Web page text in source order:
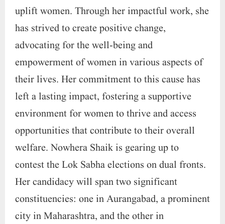
uplift women. Through her impactful work, she
has strived to create positive change,
advocating for the well-being and
empowerment of women in various aspects of
their lives. Her commitment to this cause has
left a lasting impact, fostering a supportive
environment for women to thrive and access
opportunities that contribute to their overall
welfare. Nowhera Shaik is gearing up to
contest the Lok Sabha elections on dual fronts.
Her candidacy will span two significant
constituencies: one in Aurangabad, a prominent
city in Maharashtra, and the other in